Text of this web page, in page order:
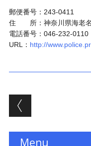
郵便番号：243-0411
住 所：神奈川県海老名
電話番号：046-232-0110
URL： http://
投稿ナビ
Menu